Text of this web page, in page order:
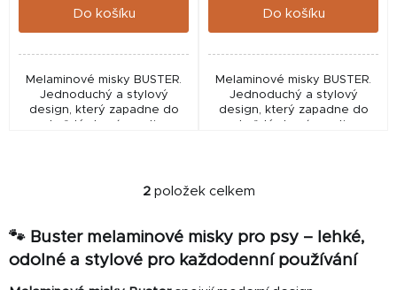
Do košíku
Melaminové misky BUSTER.
Jednoduchý a stylový
design, který zapadne do
každé domácnosti.
Do košíku
Melaminové misky BUSTER.
Jednoduchý a stylový
design, který zapadne do
každé domácnosti.
O
l
á
2položek celkem
🐾 Buster melaminové misky pro psy – lehké,
odolné a stylové pro každodenní používání